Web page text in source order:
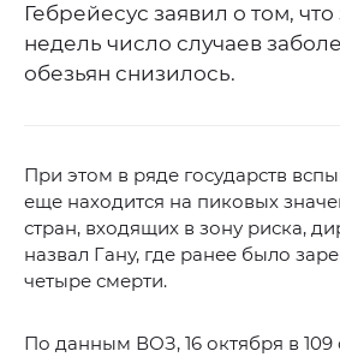
Гебрейесус заявил о том,
недель число случаев
обезьян снизилось.
При этом в ряде государств
еще находится на пиковых
стран, входящих в зону риска,
назвал Гану, где ранее было
четыре смерти.
По данным ВОЗ, 16 октября в 109